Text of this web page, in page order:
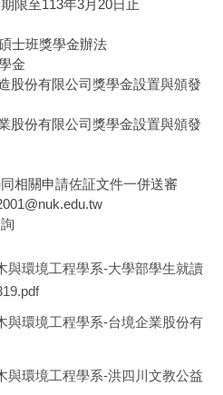
限至113年3月20日止
士班獎學金辦法
金
股份有限公司獎學金設置與頒發
股份有限公司獎學金設置與頒發
相關申請佐証文件一併送審
與環境工程學系-大學部學生就讀
與環境工程學系-台境企業股份有
與環境工程學系-洪四川文教公益